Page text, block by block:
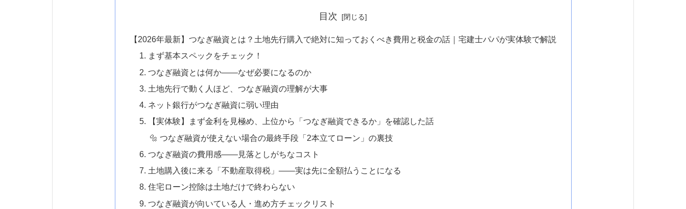
目次
【2026年最新】つなぎ融資とは？土地先行購入で絶対に知っておくべき費用と税金の話｜宅建士パパが実体験で解説
1. まず基本スペックをチェック！
2. つなぎ融資とは何か——なぜ必要になるのか
3. 土地先行で動く人ほど、つなぎ融資の理解が大事
4. ネット銀行がつなぎ融資に弱い理由
5. 【実体験】まず金利を見極め、上位から「つなぎ融資できるか」を確認した話
🔩 つなぎ融資が使えない場合の最終手段「2本立てローン」の裏技
6. つなぎ融資の費用感——見落としがちなコスト
7. 土地購入後に来る「不動産取得税」——実は先に全額払うことになる
8. 住宅ローン控除は土地だけで終わらない
9. つなぎ融資が向いている人・進め方チェックリスト